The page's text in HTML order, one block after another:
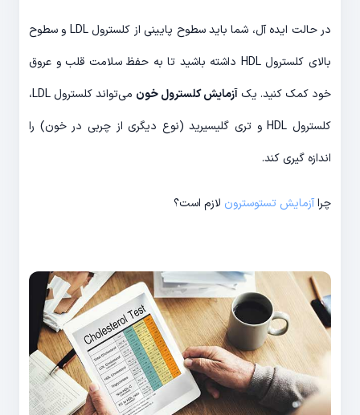
در حالت ایده آل، شما باید سطوح پایینی از کلسترول LDL و سطوح
بالای کلسترول HDL داشته باشید تا به حفظ سلامت قلب و عروق
خود کمک کنید. یک آزمایش کلسترول خون
می‌تواند کلسترول LDL،
کلسترول HDL و تری گلیسیرید (نوع دیگری از چربی در خون) را
اندازه گیری کند.
چراآزمایش تستوسترون لازم است؟